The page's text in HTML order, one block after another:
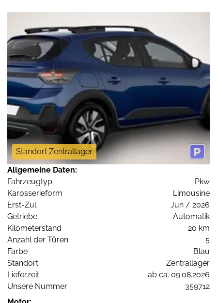
Standort Zentrallager
Allgemeine Daten:
Fahrzeugtyp
Pkw
Karosserieform
Limousine
Erst-Zul.
Jun / 2026
Getriebe
Automatik
Kilometerstand
20 km
Anzahl der Türen
5
Farbe
Blau
Standort
Zentrallager
Lieferzeit
ab ca. 09.08.2026
Unsere Nummer
359712